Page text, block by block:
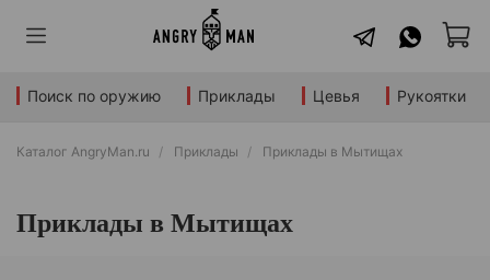
Поиск по оружию Приклады Цевья Рукоятки
Каталог AngryMan.ru Приклады Приклады в Мытищах
Приклады в Мытищах